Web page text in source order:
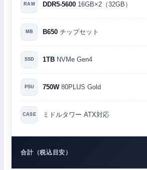
RAM DDR5-5600 16GB×2（32GB）
MB B650 チップセット
SSD 1TB NVMe Gen4
PSU 750W80PLUS Gold
CASE ミドルタワー ATX対応
合計（税込目安）